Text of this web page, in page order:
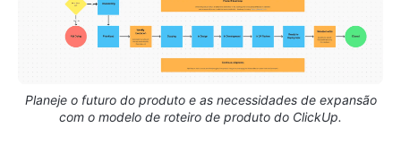
Planeje o futuro do produto e as necessidades de expansão
com o modelo de roteiro de produto do ClickUp.